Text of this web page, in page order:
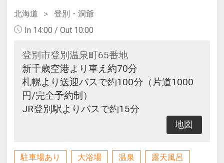
北海道
登別・洞爺
In 14:00 / Out 10:00
登別市登別温泉町65番地
新千歳空港より車え約70分
札幌より送迎バスで約100分（片道1000
円/完全予約制）
JR登別駅よりバスで約15分
地図
駐車場あり 大浴場 温泉 露天風呂